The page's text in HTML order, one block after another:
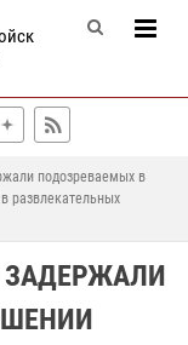
подозреваемых в
развлекательных
ЗАДЕРЖАЛИ